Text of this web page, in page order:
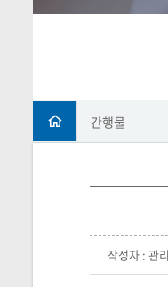
간행물
작성자 : 관